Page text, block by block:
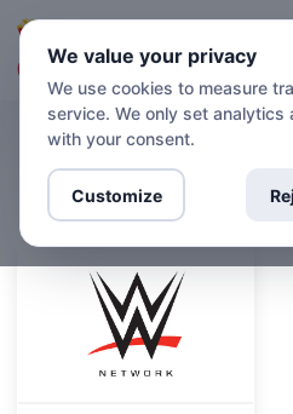
WWE
We value your privacy
We use cookies to measure
service. We only set analytics
with your consent.
Customize